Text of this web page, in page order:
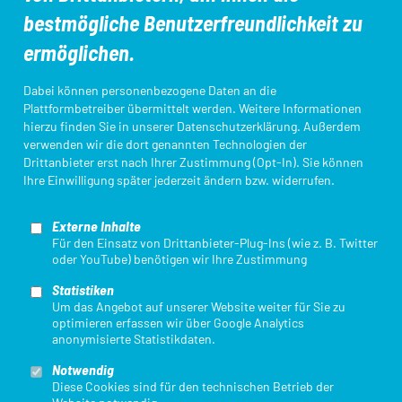
bestmögliche Benutzerfreundlichkeit zu
ermöglichen.
Dabei können personenbezogene Daten an die
Plattformbetreiber übermittelt werden. Weitere Informationen
hierzu finden Sie in unserer Datenschutzerklärung. Außerdem
verwenden wir die dort genannten Technologien der
Drittanbieter erst nach Ihrer Zustimmung (Opt-In). Sie können
Ihre Einwilligung später jederzeit ändern bzw. widerrufen.
Externe Inhalte
Für den Einsatz von Drittanbieter-Plug-Ins (wie z. B. Twitter
oder YouTube) benötigen wir Ihre Zustimmung
Statistiken
Um das Angebot auf unserer Website weiter für Sie zu
optimieren erfassen wir über Google Analytics
anonymisierte Statistikdaten.
Notwendig
Diese Cookies sind für den technischen Betrieb der
Login Startpassdatenbank Triathlon Einstieg
Mit finanzieller Unterstützung des Landes Nordrhein-Westfalen und des
Europäischen Sozialfonds / REACT-EU als Teil der Reaktion der Union auf
die COVID-19-Pandemie.